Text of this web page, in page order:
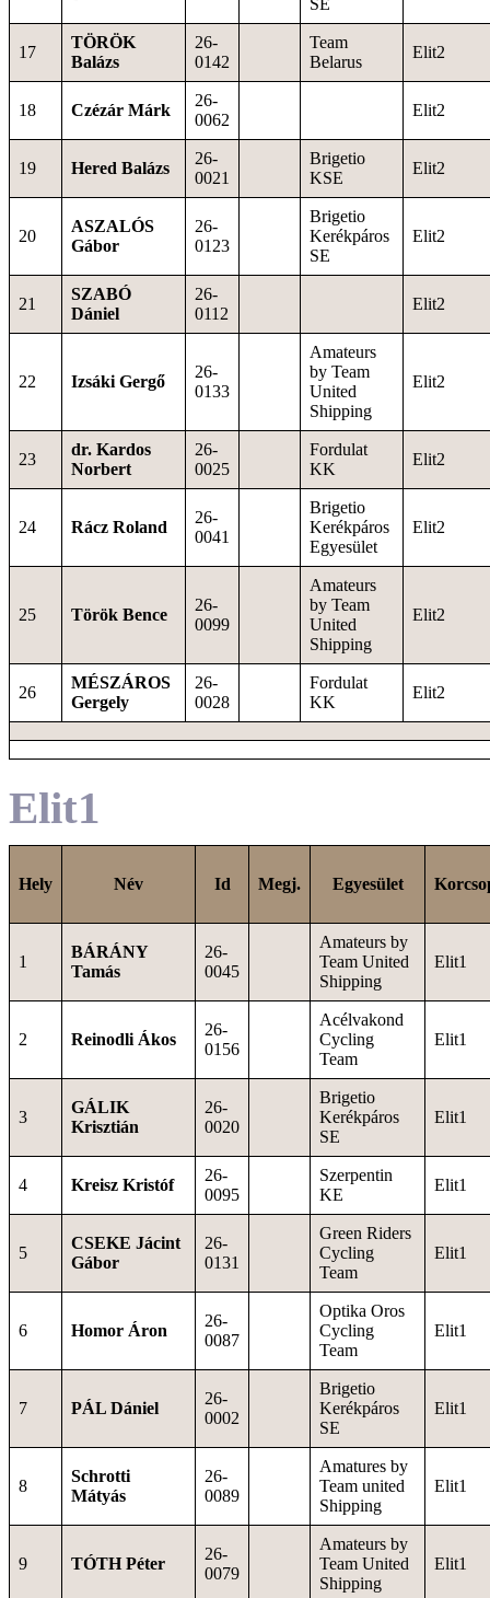
SE
17
TÖRÖK
Balázs
26-
0142
Team
Belarus
Elit2
18 Czézár Márk
26-
0062
Elit2
19 Hered Balázs
26-
0021
Brigetio
KSE
Elit2
20
ASZALÓS
Gábor
26-
0123
Brigetio
Kerékpáros
SE
Elit2
21
SZABÓ
Dániel
26-
0112
Elit2
22 Izsáki Gergő
26-
0133
Amateurs
by Team
United
Shipping
Elit2
23
dr. Kardos
Norbert
26-
0025
Fordulat
KK
Elit2
24 Rácz Roland
26-
0041
Brigetio
Kerékpáros
Egyesület
Elit2
25 Török Bence
26-
0099
Amateurs
by Team
United
Shipping
Elit2
26
MÉSZÁROS
Gergely
26-
0028
Fordulat
KK
Elit2
Elit1
Hely Név Id Megj. Egyesület
1
BÁRÁNY
Tamás
26-
0045
Amateurs by
Team United
Shipping
Elit1
2 Reinodli Ákos
26-
0156
Acélvakond
Cycling
Team
Elit1
3
GÁLIK
Krisztián
26-
0020
Brigetio
Kerékpáros
SE
Elit1
4 Kreisz Kristóf
26-
0095
Szerpentin
KE
Elit1
5
CSEKE Jácint
Gábor
26-
0131
Green Riders
Cycling
Team
Elit1
6 Homor Áron
26-
0087
Optika Oros
Cycling
Team
Elit1
7 PÁL Dániel
26-
0002
Brigetio
Kerékpáros
SE
Elit1
8
Schrotti
Mátyás
26-
0089
Amatures by
Team united
Shipping
Elit1
9 TÓTH Péter
26-
0079
Amateurs by
Team United
Shipping
Elit1